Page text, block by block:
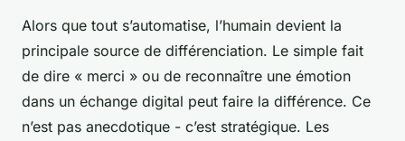
Alors que tout s’automatise, l’humain devient la
principale source de différenciation. Le simple fait
de dire « merci » ou de reconnaître une émotion
dans un échange digital peut faire la différence. Ce
n’est pas anecdotique - c’est stratégique. Les